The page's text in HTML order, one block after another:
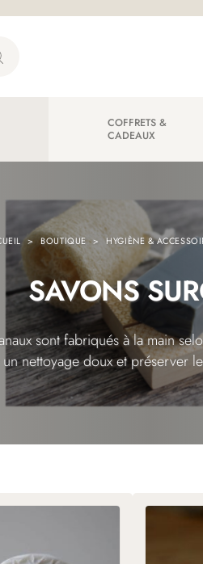
COFFRETS &
CADEAUX
BOUTIQUE HYGIÈNE &
SAVONS
sont fabriqués à la main
nettoyage doux et préserver